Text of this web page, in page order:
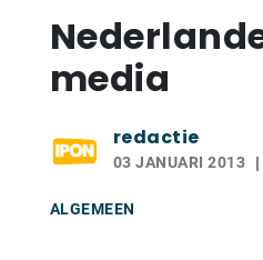
media
redactie
03 JANUARI 2013
ALGEMEEN